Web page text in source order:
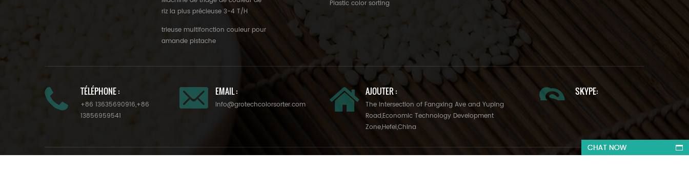
riz la plus précieuse 3-4 T/H
trieuse multifonction couleur pour
amande pistache
Plastic color sorting
TÉLÉPHONE :
+86 13635690916,+86
13856959541
EMAIL :
info@grotechcolorsorter.com
AJOUTER :
The Intersection of Fangxing Ave and Yuping
Road,Economic Technology Development
Zone,Hefei,China
SKYPE: